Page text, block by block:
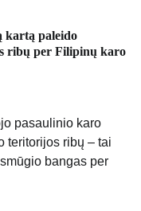
kartą paleido
ribų per Filipinų karo
pasaulinio karo
teritorijos ribų – tai
bangas per